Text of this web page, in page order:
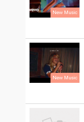
New Music
New Music